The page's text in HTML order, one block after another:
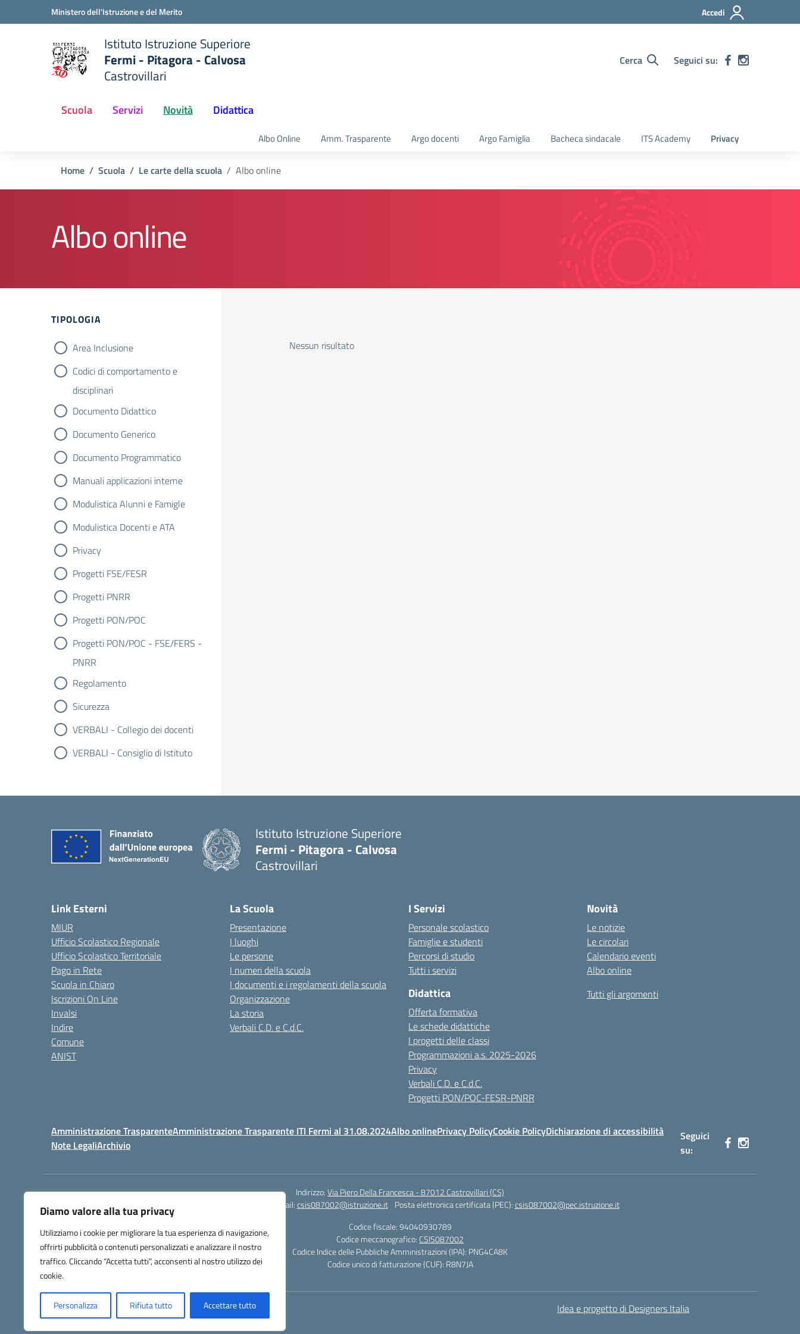
Diamo valore alla tua privacy
Utilizziamo i cookie per migliorare la tua esperienza di navigazione,
offrirti pubblicità o contenuti personalizzati e analizzare il nostro
traffico. Cliccando “Accetta tutti”, acconsenti al nostro utilizzo dei
cookie.
Personalizza Rifiuta tutto Accettare tutto
Vai ai contenuti
Vai al menu di navigazioneMinistero dell'Istruzione e del Merito Accedi
Istituto Istruzione Superiore
Fermi - Pitagora - Calvosa
Castrovillari
Cerca Seguici su:
Scuola Servizi Novità Didattica
Albo Online Amm. Trasparente Argo docenti Argo Famiglia Bacheca sindacale ITS Academy Privacy
Home Scuola Le carte della scuola Albo online
Albo online
Filtri
TIPOLOGIA
Area Inclusione
Codici di comportamento e
disciplinari
Documento Didattico
Documento Generico
Documento Programmatico
Manuali applicazioni interne
Modulistica Alunni e Famigle
Modulistica Docenti e ATA
Privacy
Progetti FSE/FESR
Progetti PNRR
Progetti PON/POC
Progetti PON/POC - FSE/FERS -
PNRR
Regolamento
Sicurezza
VERBALI - Collegio dei docenti
VERBALI - Consiglio di Istituto
Nessun risultato
Istituto Istruzione Superiore
Fermi - Pitagora - Calvosa
Castrovillari
Link Esterni
MIUR
Ufficio Scolastico Regionale
Ufficio Scolastico Territoriale
Pago in Rete
Scuola in Chiaro
Iscrizioni On Line
Invalsi
Indire
Comune
ANIST
La Scuola
Presentazione
I luoghi
Le persone
I numeri della scuola
I documenti e i regolamenti della scuola
Organizzazione
La storia
Verbali C.D. e C.d.C.
I Servizi
Personale scolastico
Famiglie e studenti
Percorsi di studio
Tutti i servizi
Didattica
Offerta formativa
Le schede didattiche
I progetti delle classi
Programmazioni a.s. 2025-2026
Privacy
Verbali C.D. e C.d.C.
Progetti PON/POC-FESR-PNRR
Novità
Le notizie
Le circolari
Calendario eventi
Albo online
Tutti gli argomenti
Amministrazione TrasparenteAmministrazione Trasparente ITI Fermi al 31.08.2024Albo onlinePrivacy PolicyCookie PolicyDichiarazione di accessibilità
Note LegaliArchivio
Seguici
su:
Indirizzo:Via Piero Della Francesca - 87012 Castrovillari (CS)
Email:csis087002@istruzione.it Posta elettronica certificata (PEC):csis087002@pec.istruzione.it
Codice fiscale: 94040930789
Codice meccanografico: CSIS087002
Codice Indice delle Pubbliche Amministrazioni (IPA): PNG4CA8K
Codice unico di fatturazione (CUF): R8N7JA
Idea e progetto di Designers Italia